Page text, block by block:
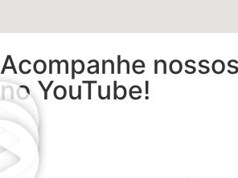
Acompanhe
no YouTube!